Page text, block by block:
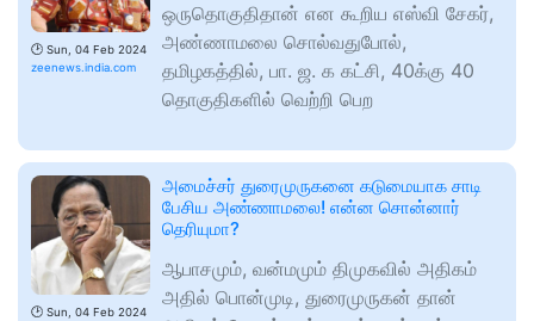
🕑 Sun, 04 Feb 2024
zeenews.india.com
ஒருதொகுதிதான் என கூறிய எஸ்வி சேகர்,
அண்ணாமலை சொல்வதுபோல்,
தமிழகத்தில், பா. ஜ. க கட்சி, 40க்கு 40
தொகுதிகளில் வெற்றி பெற
🕑 Sun, 04 Feb 2024
அமைச்சர் துரைமுருகனை கடுமையாக சாடி
பேசிய அண்ணாமலை! என்ன சொன்னார்
தெரியுமா?
ஆபாசமும், வன்மமும் திமுகவில் அதிகம்
அதில் பொன்முடி, துரைமுருகன் தான்